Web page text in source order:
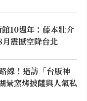
10週年：藤本壯介
震撼空降台北
線！造訪「台版神
景窯烤披薩與人氣私